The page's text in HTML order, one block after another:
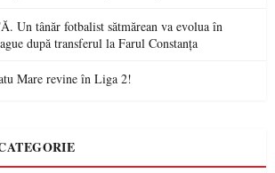
Un tânăr fotbalist sătmărean va evolua în
după transferul la Farul Constanța
Mare revine în Liga 2!